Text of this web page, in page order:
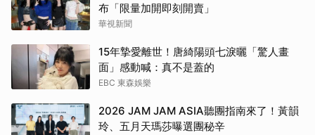
布「限量加開即刻開賣」
華視新聞
15年摯愛離世！唐綺陽頭七淚曬「驚人畫
面」感動喊：真不是蓋的
EBC 東森娛樂
2026 JAM JAM ASIA聽團指南來了！黃韻
玲、五月天瑪莎曝選團秘辛